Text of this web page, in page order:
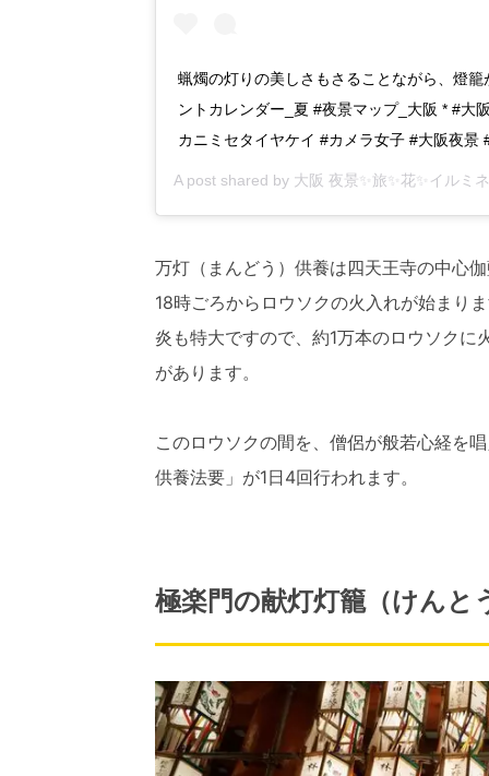
蝋燭の灯りの美しさもさることながら、燈
ントカレンダー_夏 #夜景マップ_大阪 * #大
カニミセタイヤケイ #カメラ女子 #大阪夜景
A post shared by 大阪 夜景✨旅✨花✨イルミ
万灯（まんどう）供養は四天王寺の中心
18時ごろからロウソクの火入れが始まり
炎も特大ですので、約1万本のロウソクに
があります。
このロウソクの間を、僧侶が般若心経を
供養法要」が1日4回行われます。
極楽門の献灯灯籠（けんと